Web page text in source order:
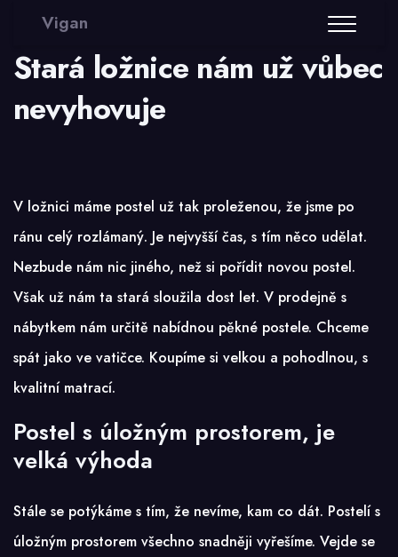
Vigan
Stará ložnice nám už vůbec
nevyhovuje
V ložnici máme postel už tak proleženou, že jsme po
ránu celý rozlámaný. Je nejvyšší čas, s tím něco udělat.
Nezbude nám nic jiného, než si pořídit novou postel.
Však už nám ta stará sloužila dost let. V prodejně s
nábytkem nám určitě nabídnou pěkné postele. Chceme
spát jako ve vatičce. Koupíme si velkou a pohodlnou, s
kvalitní matrací.
Postel s úložným prostorem, je
velká výhoda
Stále se potýkáme s tím, že nevíme, kam co dát. Postelí s
úložným prostorem všechno snadněji vyřešíme. Vejde se